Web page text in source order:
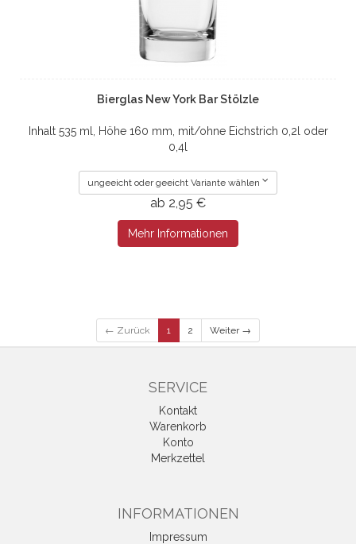
Bierglas New York Bar Stölzle
Inhalt 535 ml, Höhe 160 mm, mit/ohne Eichstrich 0,2l oder
0,4l
ungeeicht oder geeicht Variante wählen
ab 2,95 €
Mehr Informationen
← Zurück 1 2 Weiter →
SERVICE
Kontakt
Warenkorb
Konto
Merkzettel
INFORMATIONEN
Impressum